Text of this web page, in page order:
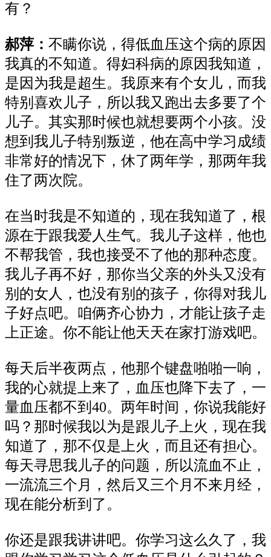
有？
郝萍： 不瞒你说，得低血压这个病的原因
我真的不知道。得妇科病的原因我知道，
是因为我是超生。我原来有个女儿，而我
特别喜欢儿子，所以我又跑出去多要了个
儿子。其实那时候也就想要两个小孩。没
想到我儿子特别叛逆，他在高中学习成绩
非常好的情况下，休了两年学，那两年我
住了两次院。
在当时我是不知道的，现在我知道了，根
源在于跟我爱人生气。我儿子这样，他也
不帮我管，我也接受不了他的那种态度。
我儿子再不好，那你当父亲的外头又没有
别的女人，也没有别的孩子，你得对我儿
子好点吧。咱俩齐心协力，才能让孩子走
上正途。你不能让他天天在家打游戏吧。
每天后半夜两点，他那个键盘啪啪一响，
我的心就提上来了，血压也降下去了，一
量血压都不到40。两年时间，你说我能好
吗？那时候我以为是跟儿子上火，现在我
知道了，那不仅是上火，而且还有担心。
每天寻思我儿子的问题，所以流血不止，
一流流三个月，然后又三个月不来月经，
现在能分析到了。
你还是跟我讲讲吧。你学习这么久了，我